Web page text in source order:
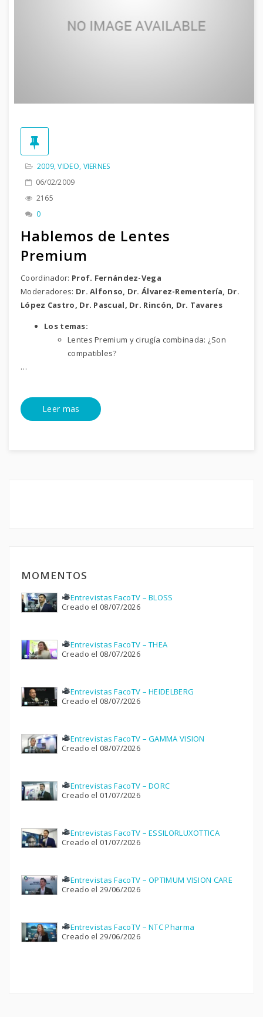
2009,VIDEO, VIERNES
06/02/2009
2165
0
Hablemos de Lentes
Premium
Coordinador: Prof. Fernández-Vega
Moderadores: Dr. Alfonso, Dr. Álvarez-Rementería, Dr.
López Castro, Dr. Pascual, Dr. Rincón, Dr. Tavares
Los temas:
Lentes Premium y cirugía combinada: ¿Son
compatibles?
…
Leer mas
MOMENTOS
Entrevistas FacoTV – BLOSS
Creado el 08/07/2026
Entrevistas FacoTV – THEA
Creado el 08/07/2026
Entrevistas FacoTV – HEIDELBERG
Creado el 08/07/2026
Entrevistas FacoTV – GAMMA VISION
Creado el 08/07/2026
Entrevistas FacoTV – DORC
Creado el 01/07/2026
Entrevistas FacoTV – ESSILORLUXOTTICA
Creado el 01/07/2026
Entrevistas FacoTV – OPTIMUM VISION CARE
Creado el 29/06/2026
Entrevistas FacoTV – NTC Pharma
Creado el 29/06/2026